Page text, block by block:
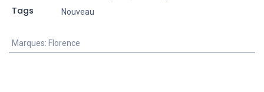
Tags Nouveau
Marques: Florence